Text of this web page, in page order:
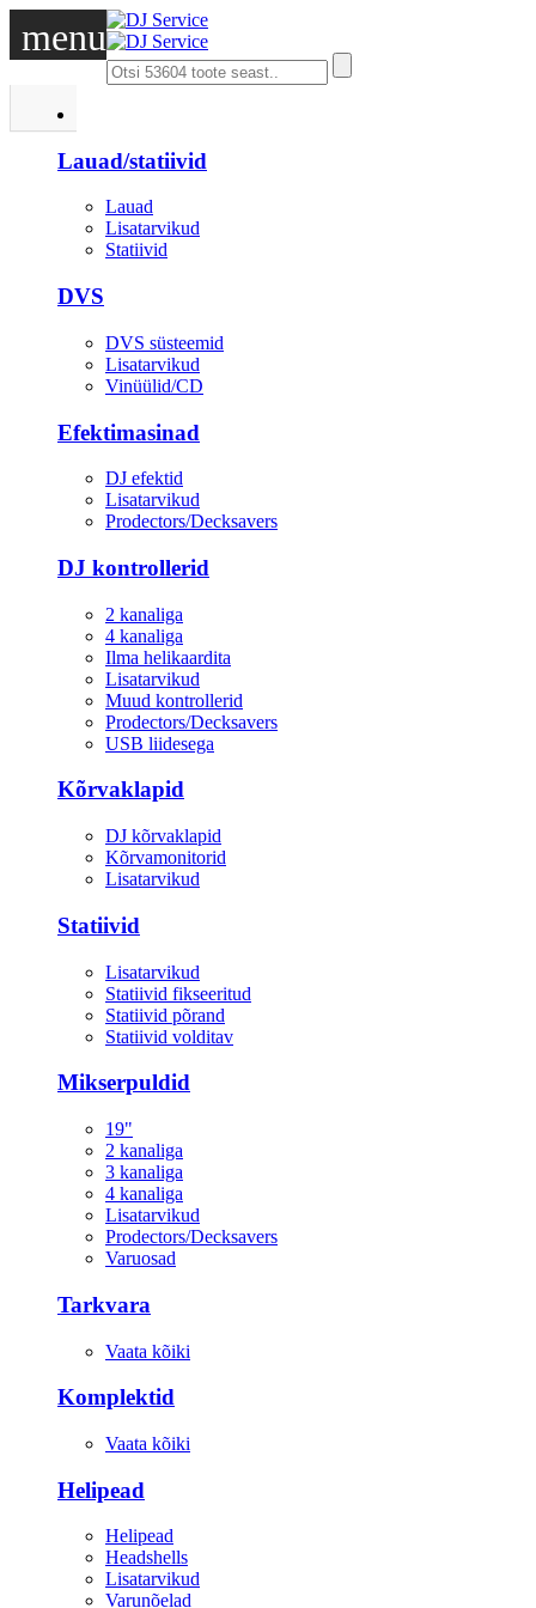
menu
Lauad/statiivid
Lauad
Lisatarvikud
Statiivid
DVS
DVS süsteemid
Lisatarvikud
Vinüülid/CD
Efektimasinad
DJ efektid
Lisatarvikud
Prodectors/Decksavers
DJ kontrollerid
2 kanaliga
4 kanaliga
Ilma helikaardita
Lisatarvikud
Muud kontrollerid
Prodectors/Decksavers
USB liidesega
Kõrvaklapid
DJ kõrvaklapid
Kõrvamonitorid
Lisatarvikud
Statiivid
Lisatarvikud
Statiivid fikseeritud
Statiivid põrand
Statiivid volditav
Mikserpuldid
19"
2 kanaliga
3 kanaliga
4 kanaliga
Lisatarvikud
Prodectors/Decksavers
Varuosad
Tarkvara
Vaata kõiki
Komplektid
Vaata kõiki
Helipead
Helipead
Headshells
Lisatarvikud
Varunõelad